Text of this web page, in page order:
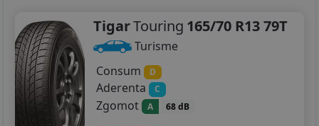
205/40R17
205/45R17
205/50R17
TigarTouring 165/70 R13 79T
Turisme
Consum
D
Aderenta C
Zgomot A 68 dB